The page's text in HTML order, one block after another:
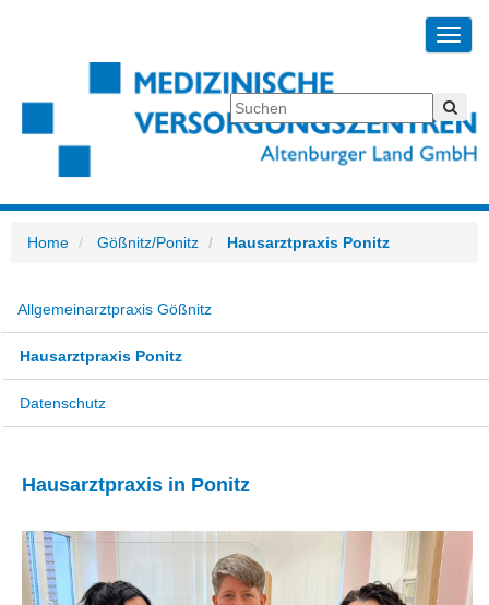
Home Gößnitz/Ponitz Hausarztpraxis Ponitz
Allgemeinarztpraxis Gößnitz
Hausarztpraxis Ponitz
Datenschutz
Hausarztpraxis in Ponitz